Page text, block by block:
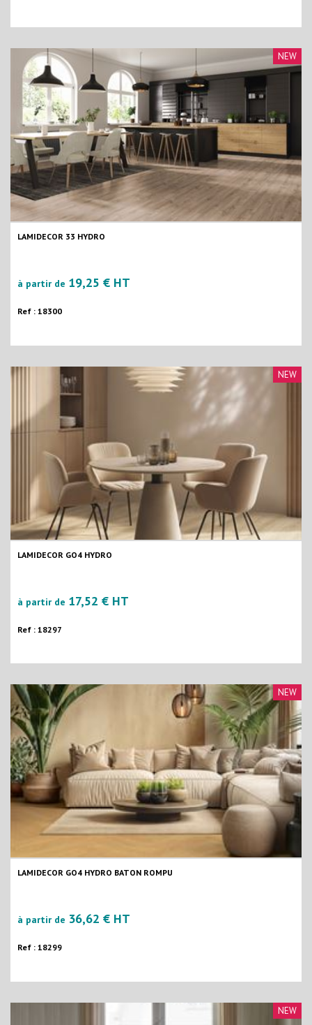
LAMIDECOR 33 HYDRO
à partir de 19,25 € HT
NEW
Ref : 18300
LAMIDECOR GO4 HYDRO
à partir de 17,52 € HT
NEW
Ref : 18297
LAMIDECOR GO4 HYDRO BATON ROMPU
à partir de 36,62 € HT
NEW
Ref : 18299
NEW